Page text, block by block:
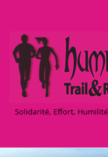
contenu